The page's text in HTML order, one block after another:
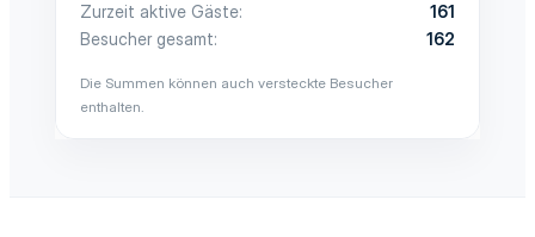
Zurzeit aktive Gäste
161
Besucher gesamt
162
Die Summen können auch versteckte Besucher
enthalten.